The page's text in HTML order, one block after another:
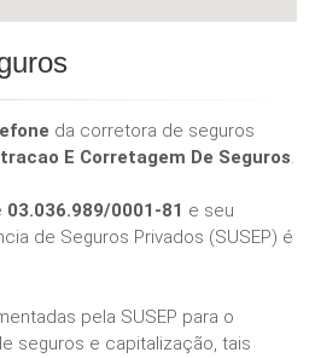
da corretora de seguros
E Corretagem De Seguros.
03.036.989/0001-81 e seu
de Seguros Privados (SUSEP) é
pela SUSEP para o
seguros e capitalização, tais